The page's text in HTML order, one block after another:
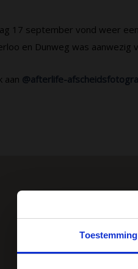
Toestemming
17 september vond weer
en Dunweg was aanwezig
aan @afterlife-